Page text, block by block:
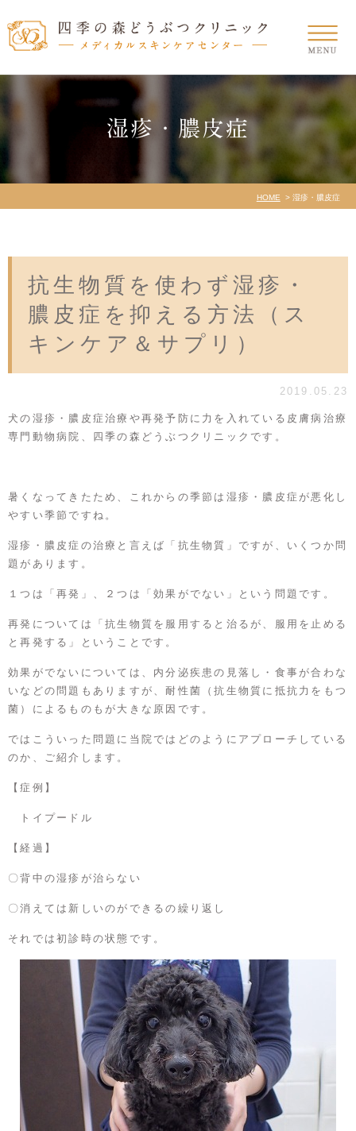
湿疹・膿皮症
HOME 湿疹・膿皮症
抗生物質を使わず湿疹・
膿皮症を抑える方法（ス
キンケア＆サプリ）
2019.05.23
犬の湿疹・膿皮症治療や再発予防に力を入れている皮膚病治療
専門動物病院、四季の森どうぶつクリニックです。
暑くなってきたため、これからの季節は湿疹・膿皮症が悪化し
やすい季節ですね。
湿疹・膿皮症の治療と言えば「抗生物質」ですが、いくつか問
題があります。
１つは「再発」、２つは「効果がでない」という問題です。
再発については「抗生物質を服用すると治るが、服用を止める
と再発する」ということです。
効果がでないについては、内分泌疾患の見落し・食事が合わな
いなどの問題もありますが、耐性菌（抗生物質に抵抗力をもつ
菌）によるものもが大きな原因です。
ではこういった問題に当院ではどのようにアプローチしている
のか、ご紹介します。
【症例】
トイプードル
【経過】
〇背中の湿疹が治らない
〇消えては新しいのができるの繰り返し
それでは初診時の状態です。